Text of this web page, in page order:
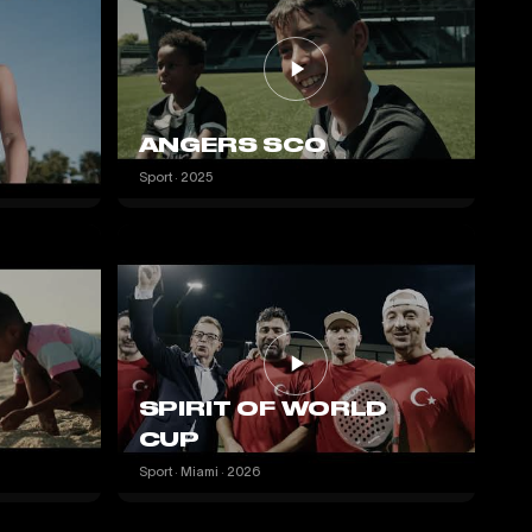
ANGERS SCO
Sport · 2025
SPIRIT OF WORLD
CUP
Sport · Miami · 2026